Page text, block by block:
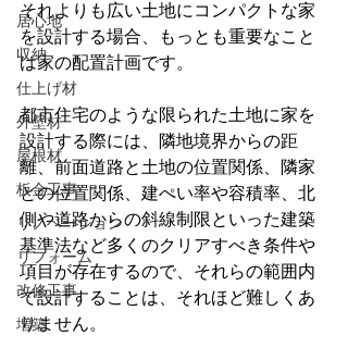
居心地
収納
仕上げ材
外壁材
屋根材
板金工事
リノベーション
リフォーム
改修工事
増築
それよりも広い土地にコンパクトな家
を設計する場合、もっとも重要なこと
は家の配置計画です。
都市住宅のような限られた土地に家を
設計する際には、隣地境界からの距
離、前面道路と土地の位置関係、隣家
との位置関係、建ぺい率や容積率、北
側や道路からの斜線制限といった建築
基準法など多くのクリアすべき条件や
項目が存在するので、それらの範囲内
で設計することは、それほど難しくあ
りません。